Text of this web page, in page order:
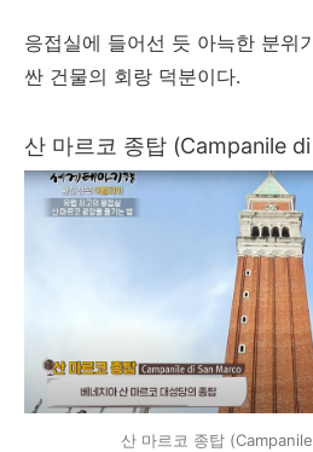
응접실에 들어선 듯 아늑한 분위
싼 건물의 회랑 덕분이다.
산 마르코 종탑 (Campanile
산 마르코 종탑